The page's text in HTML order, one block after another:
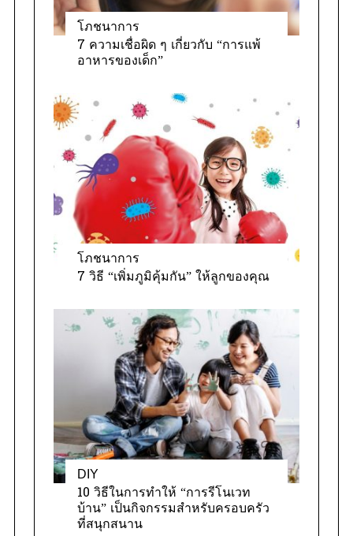
โภชนาการ
7 ความเชื่อผิด ๆ เกี่ยวกับ “การแพ้
อาหารของเด็ก”
โภชนาการ
7 วิธี “เพิ่มภูมิคุ้มกัน” ให้ลูกของคุณ
DIY
10 วิธีในการทำให้ “การรีโนเวท
บ้าน” เป็นกิจกรรมสำหรับครอบครัว
ที่สนุกสนาน